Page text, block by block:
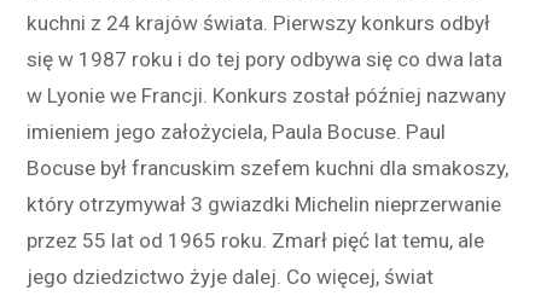
kuchni z 24 krajów świata. Pierwszy konkurs odbył
się w 1987 roku i do tej pory odbywa się co dwa lata
w Lyonie we Francji. Konkurs został później nazwany
imieniem jego założyciela, Paula Bocuse. Paul
Bocuse był francuskim szefem kuchni dla smakoszy,
który otrzymywał 3 gwiazdki Michelin nieprzerwanie
przez 55 lat od 1965 roku. Zmarł pięć lat temu, ale
jego dziedzictwo żyje dalej. Co więcej, świat